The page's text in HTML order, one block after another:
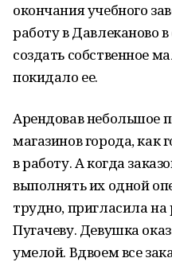
окончания учебного
работу в Давлеканово
создать собственное
покидало ее.
Арендовав небольшое
магазинов города, как
в работу. А когда
выполнять их одной
трудно, пригласила
Пугачеву. Девушка
умелой. Вдвоем все